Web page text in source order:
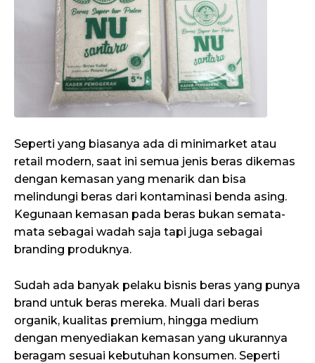
Seperti yang biasanya ada di minimarket atau
retail modern, saat ini semua jenis beras dikemas
dengan kemasan yang menarik dan bisa
melindungi beras dari kontaminasi benda asing.
Kegunaan kemasan pada beras bukan semata-
mata sebagai wadah saja tapi juga sebagai
branding produknya.
Sudah ada banyak pelaku bisnis beras yang punya
brand untuk beras mereka. Muali dari beras
organik, kualitas premium, hingga medium
dengan menyediakan kemasan yang ukurannya
beragam sesuai kebutuhan konsumen. Seperti